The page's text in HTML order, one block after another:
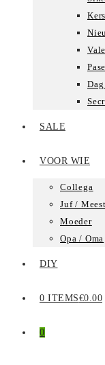
SALE
VOOR WIE
Collega
Juf /
Moeder
Opa / Oma
DIY
0 ITEMS€0.00
0